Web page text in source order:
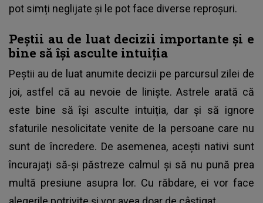
pot simți neglijate și le pot face diverse reproșuri.
Peștii au de luat decizii importante și e
bine să își asculte intuiția
Peștii au de luat anumite decizii pe parcursul zilei de
joi, astfel că au nevoie de liniște. Astrele arată că
este bine să își asculte intuiția, dar și să ignore
sfaturile nesolicitate venite de la persoane care nu
sunt de încredere. De asemenea, acești nativi sunt
încurajați să-și păstreze calmul și să nu pună prea
multă presiune asupra lor. Cu răbdare, ei vor face